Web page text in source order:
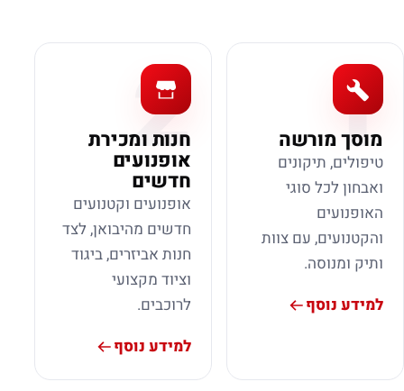
1
מוסך מורשה
טיפולים, תיקונים
ואבחון לכל סוגי
האופנועים
והקטנועים, עם צוות
ותיק ומנוסה.
למידע נוסף
2
חנות ומכירת
אופנועים
חדשים
אופנועים וקטנועים
חדשים מהיבואן, לצד
חנות אביזרים, ביגוד
וציוד מקצועי
לרוכבים.
למידע נוסף